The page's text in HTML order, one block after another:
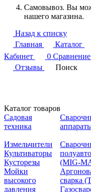
Самовывоз. Вы
нашего магазина.
Назад к списку
Главная
Каталог
Кабинет
0 Сравнение
Отзывы
Поиск
Каталог товаров
Садовая
техника
Измельчители
Культиваторы
Кусторезы
Мойки
высокого
давления
(MIG-
сварка